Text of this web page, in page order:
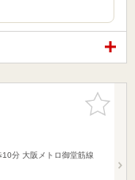
お気に入
りに追加
分 大阪メトロ御堂筋線